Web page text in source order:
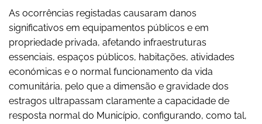
As ocorrências registadas causaram danos
significativos em equipamentos públicos e em
propriedade privada, afetando infraestruturas
essenciais, espaços públicos, habitações, atividades
económicas e o normal funcionamento da vida
comunitária, pelo que a dimensão e gravidade dos
estragos ultrapassam claramente a capacidade de
resposta normal do Município, configurando, como tal,